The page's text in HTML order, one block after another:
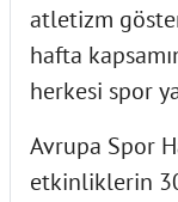
atletizm
hafta
herkesi spor
Avrupa Spor
etkinliklerin